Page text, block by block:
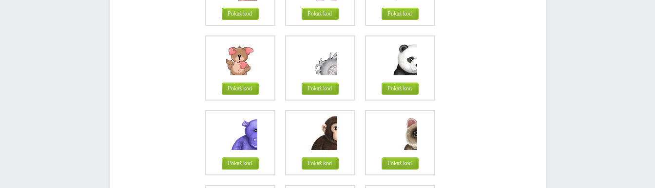
Pokaż kod Pokaż kod Pokaż kod
Pokaż kod Pokaż kod Pokaż kod
Pokaż kod Pokaż kod Pokaż kod